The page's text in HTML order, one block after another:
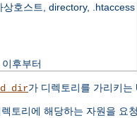
상호스트, directory, .htaccess
후부터
가 디렉토리를 가리키는
토리에 해당하는 자원을 요